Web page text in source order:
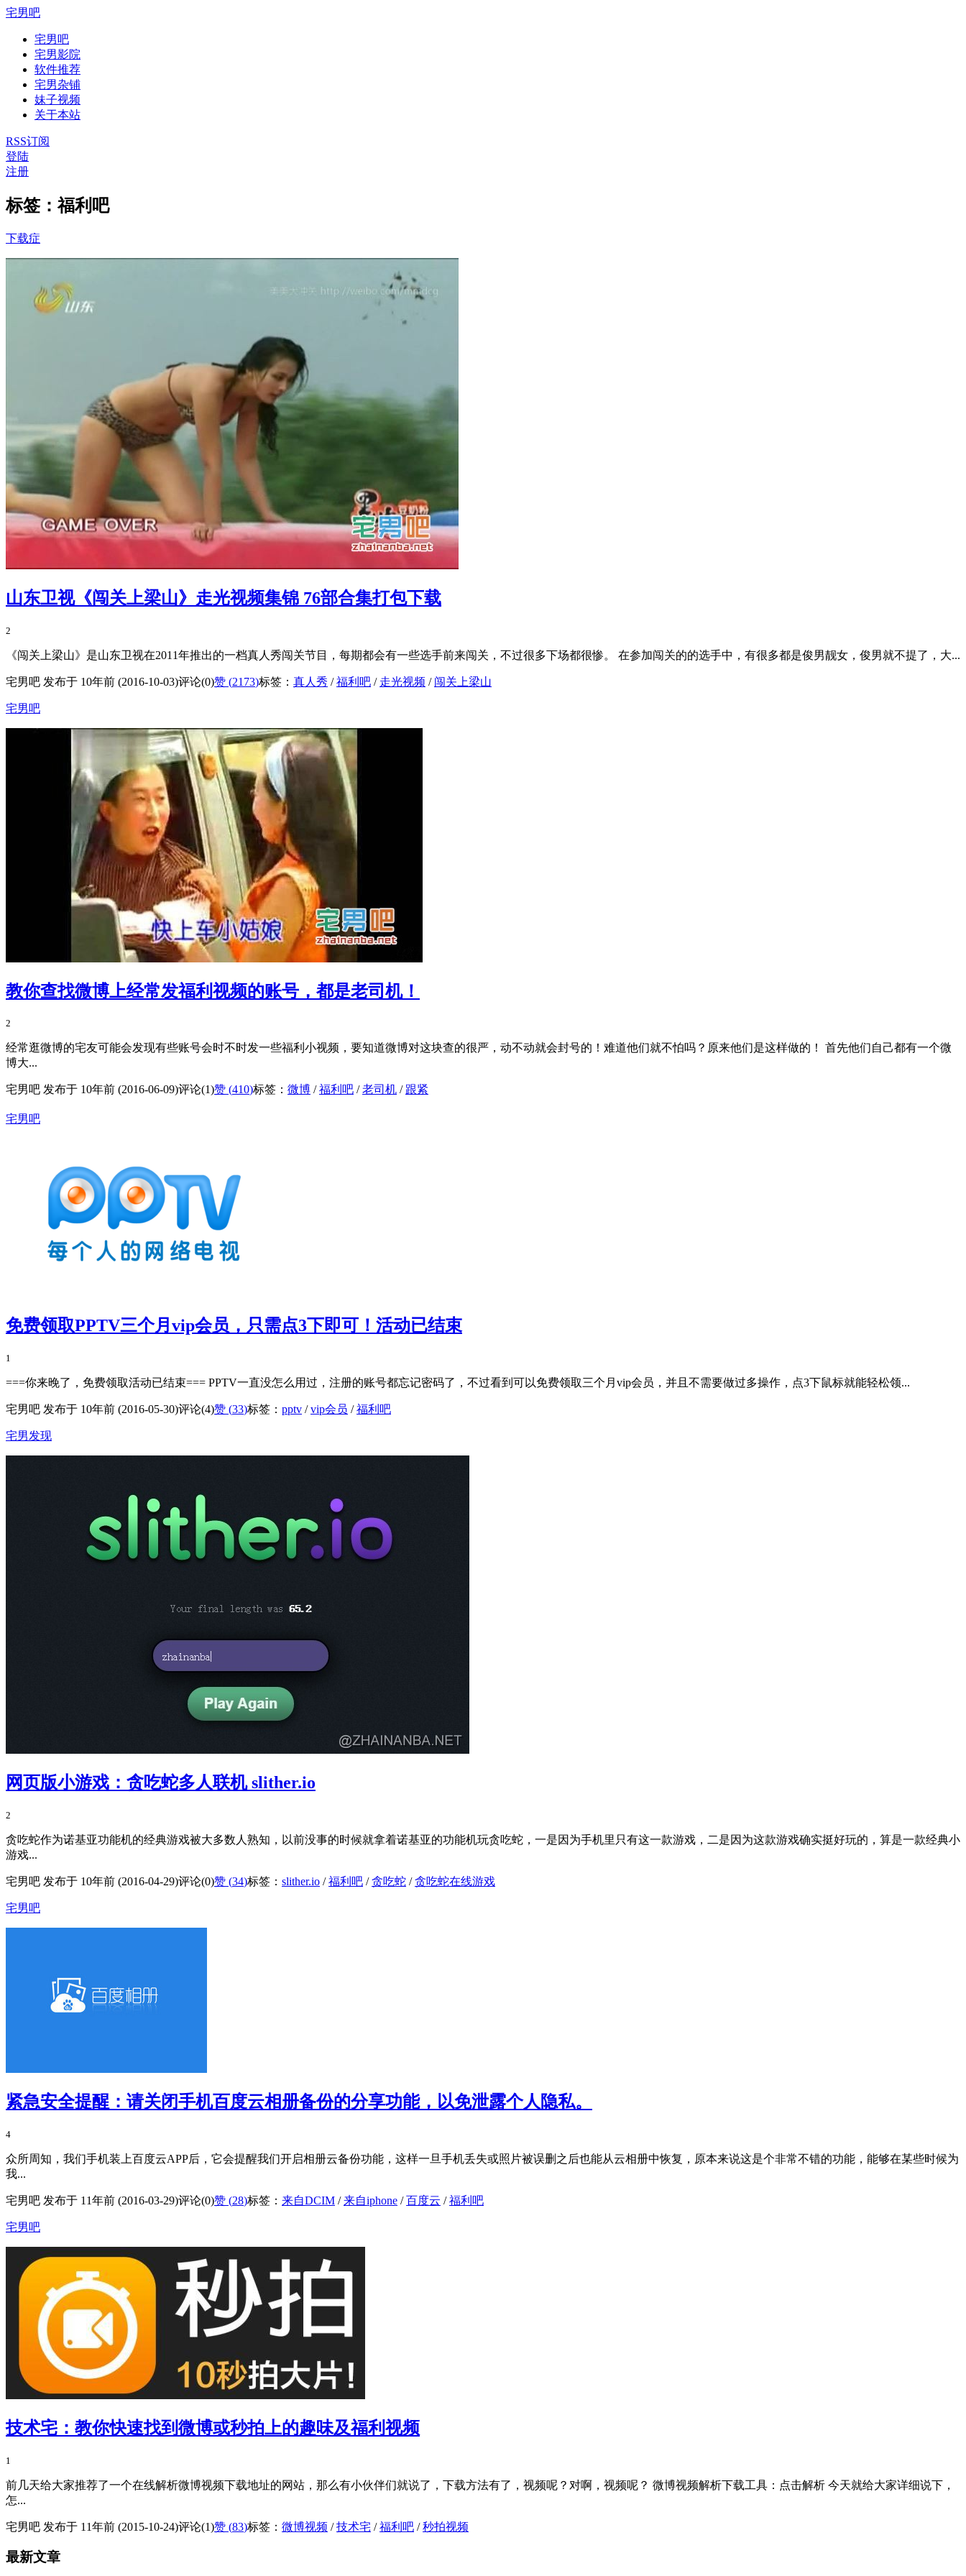
宅男吧
宅男吧
宅男影院
软件推荐
宅男杂铺
妹子视频
关于本站
RSS订阅
登陆
注册
标签：福利吧
下载症
山东卫视《闯关上梁山》走光视频集锦 76部合集打包下载
2
《闯关上梁山》是山东卫视在2011年推出的一档真人秀闯关节目，每期都会有一些选手前来闯关，不过很多下场都很惨。 在参加闯关的的选手中，有很多都是俊男靓女，俊男就不提了，大...
宅男吧 发布于 10年前 (2016-10-03)评论(0)赞 (2173)标签： 真人秀 /福利吧 / 走光视频 / 闯关上梁山
宅男吧
教你查找微博上经常发福利视频的账号，都是老司机！
2
经常逛微博的宅友可能会发现有些账号会时不时发一些福利小视频，要知道微博对这块查的很严，动不动就会封号的！难道他们就不怕吗？原来他们是这样做的！ 首先他们自己都有一个微
博大...
宅男吧 发布于 10年前 (2016-06-09)评论(1)赞 (410)标签： 微博 /福利吧 /老司机 / 跟紧
宅男吧
免费领取PPTV三个月vip会员，只需点3下即可！活动已结束
1
===你来晚了，免费领取活动已结束=== PPTV一直没怎么用过，注册的账号都忘记密码了，不过看到可以免费领取三个月vip会员，并且不需要做过多操作，点3下鼠标就能轻松领...
宅男吧 发布于 10年前 (2016-05-30)评论(4)赞 (33)标签： pptv /vip会员 /福利吧
宅男发现
网页版小游戏：贪吃蛇多人联机 slither.io
2
贪吃蛇作为诺基亚功能机的经典游戏被大多数人熟知，以前没事的时候就拿着诺基亚的功能机玩贪吃蛇，一是因为手机里只有这一款游戏，二是因为这款游戏确实挺好玩的，算是一款经典小
游戏...
宅男吧 发布于 10年前 (2016-04-29)评论(0)赞 (34)标签： slither.io /福利吧 /贪吃蛇 /贪吃蛇在线游戏
宅男吧
紧急安全提醒：请关闭手机百度云相册备份的分享功能，以免泄露个人隐私。
4
众所周知，我们手机装上百度云APP后，它会提醒我们开启相册云备份功能，这样一旦手机丢失或照片被误删之后也能从云相册中恢复，原本来说这是个非常不错的功能，能够在某些时候为
我...
宅男吧 发布于 11年前 (2016-03-29)评论(0)赞 (28)标签： 来自DCIM /来自iphone /百度云 /福利吧
宅男吧
技术宅：教你快速找到微博或秒拍上的趣味及福利视频
1
前几天给大家推荐了一个在线解析微博视频下载地址的网站，那么有小伙伴们就说了，下载方法有了，视频呢？对啊，视频呢？ 微博视频解析下载工具：点击解析 今天就给大家详细说下，
怎...
宅男吧 发布于 11年前 (2015-10-24)评论(1)赞 (83)标签： 微博视频 /技术宅 /福利吧 /秒拍视频
最新文章